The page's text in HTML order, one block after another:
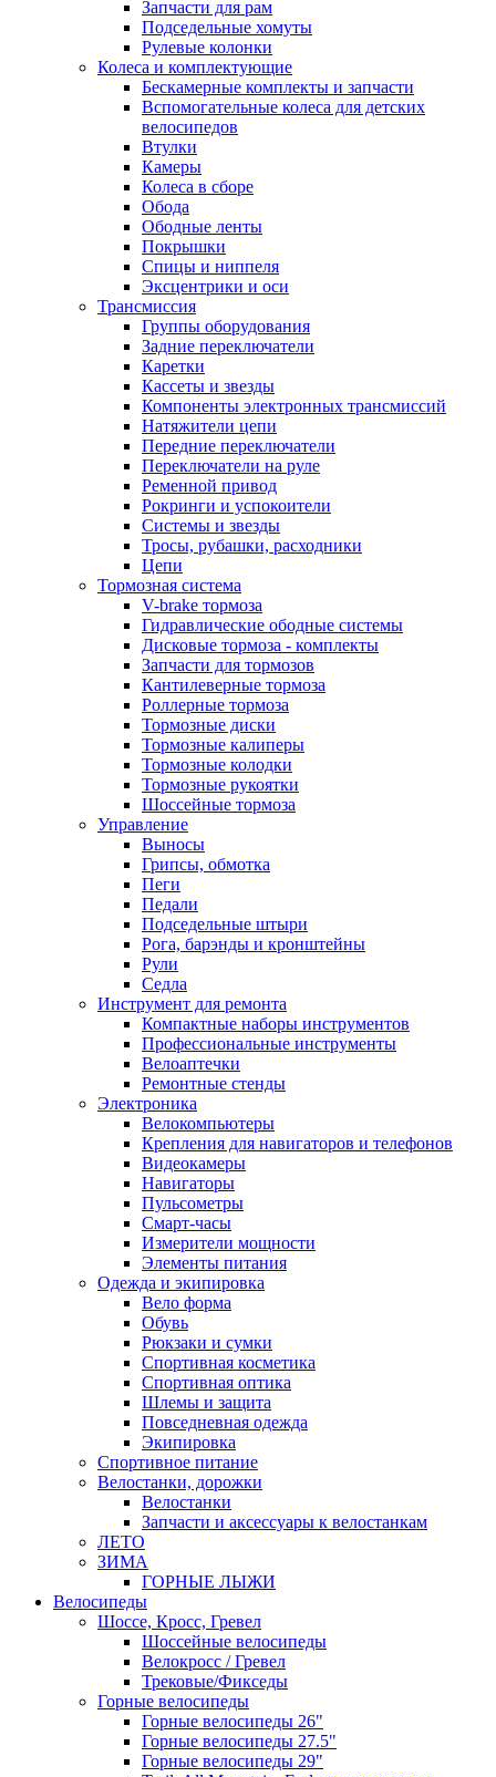
Запчасти для рам
Подседельные хомуты
Рулевые колонки
Колеса и комплектующие
Бескамерные комплекты и запчасти
Вспомогательные колеса для детских
велосипедов
Втулки
Камеры
Колеса в сборе
Обода
Ободные ленты
Покрышки
Спицы и ниппеля
Эксцентрики и оси
Трансмиссия
Группы оборудования
Задние переключатели
Каретки
Кассеты и звезды
Компоненты электронных трансмиссий
Натяжители цепи
Передние переключатели
Переключатели на руле
Ременной привод
Рокринги и успокоители
Системы и звезды
Тросы, рубашки, расходники
Цепи
Тормозная система
V-brake тормоза
Гидравлические ободные системы
Дисковые тормоза - комплекты
Запчасти для тормозов
Кантилеверные тормоза
Роллерные тормоза
Тормозные диски
Тормозные калиперы
Тормозные колодки
Тормозные рукоятки
Шоссейные тормоза
Управление
Выносы
Грипсы, обмотка
Пеги
Педали
Подседельные штыри
Рога, барэнды и кронштейны
Рули
Седла
Инструмент для ремонта
Компактные наборы инструментов
Профессиональные инструменты
Велоаптечки
Ремонтные стенды
Электроника
Велокомпьютеры
Крепления для навигаторов и телефонов
Видеокамеры
Навигаторы
Пульсометры
Смарт-часы
Измерители мощности
Элементы питания
Одежда и экипировка
Вело форма
Обувь
Рюкзаки и сумки
Спортивная косметика
Спортивная оптика
Шлемы и защита
Повседневная одежда
Экипировка
Спортивное питание
Велостанки, дорожки
Велостанки
Запчасти и аксессуары к велостанкам
ЛЕТО
ЗИМА
ГОРНЫЕ ЛЫЖИ
Велосипеды
Шоссе, Кросс, Гревел
Шоссейные велосипеды
Велокросс / Гревел
Трековые/Фикседы
Горные велосипеды
Горные велосипеды 26"
Горные велосипеды 27.5"
Горные велосипеды 29"